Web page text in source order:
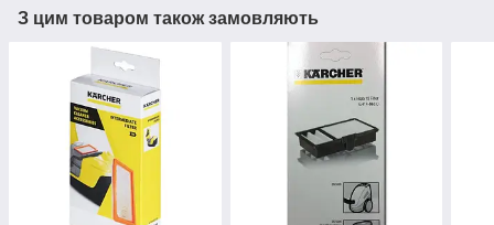
З цим товаром також замовляють